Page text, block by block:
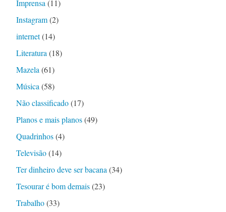
Imprensa(11)
Instagram(2)
internet(14)
Literatura(18)
Mazela(61)
Música(58)
Não classificado(17)
Planos e mais planos(49)
Quadrinhos(4)
Televisão(14)
Ter dinheiro deve ser bacana(34)
Tesourar é bom demais(23)
Trabalho(33)